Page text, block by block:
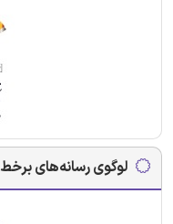
لوگوی رسانه‌های برخط